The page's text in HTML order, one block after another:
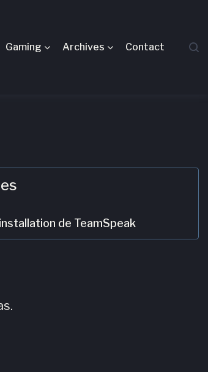
Gaming Archives Contact
de TeamSpeak